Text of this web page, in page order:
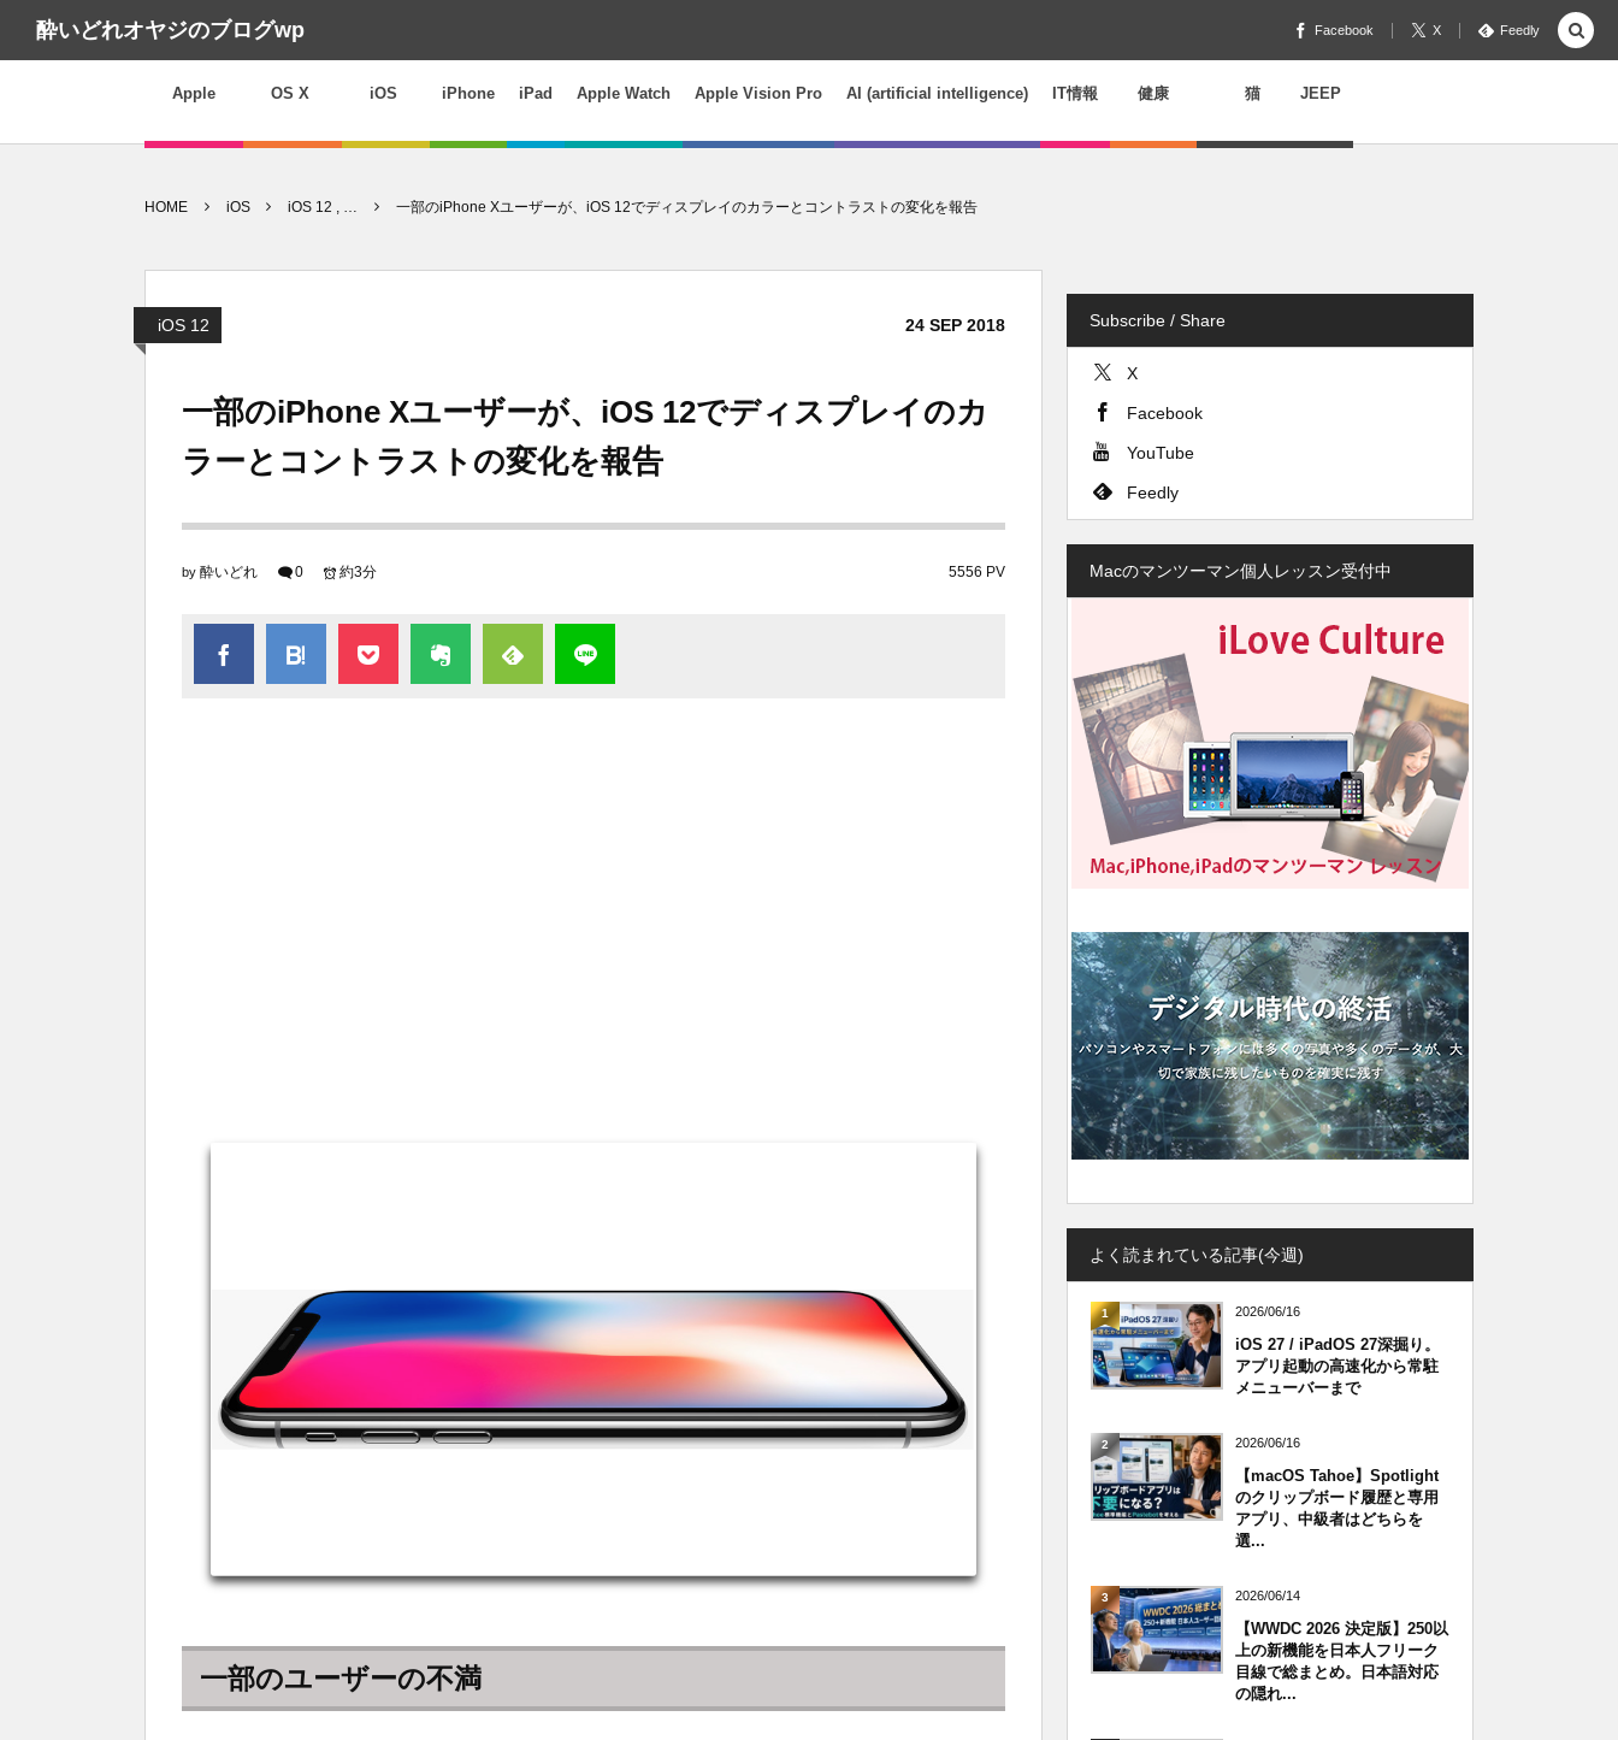
酔いどれオヤジのブログwp Facebook X Feedly
Apple OS X iOS iPhone iPad Apple Watch Apple Vision Pro AI (artificial intelligence) IT情報 健康 猫 JEEP
HOME iOS iOS 12 , … 一部のiPhone Xユーザーが、iOS 12でディスプレイのカラーとコントラストの変化を報告
iOS 12 24 SEP 2018
一部のiPhone Xユーザーが、iOS 12でディスプレイのカ
ラーとコントラストの変化を報告
by 酔いどれ 0 5556 PV
約3分
一部のユーザーの不満
Subscribe / Share
X
Facebook
YouTube
Feedly
Macのマンツーマン個人レッスン受付中
よく読まれている記事(今週)
1 2026/06/16
iOS 27 / iPadOS 27深掘り。
アプリ起動の高速化から常駐
メニューバーまで
2 2026/06/16
【macOS Tahoe】Spotlight
のクリップボード履歴と専用
アプリ、中級者はどちらを
選...
3 2026/06/14
【WWDC 2026 決定版】250以
上の新機能を日本人フリーク
目線で総まとめ。日本語対応
の隠れ...